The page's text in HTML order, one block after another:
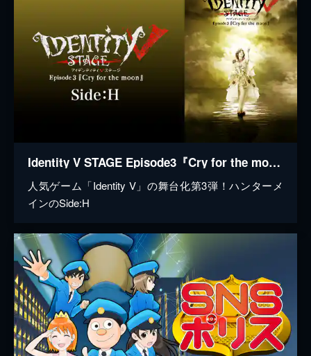
Identity V STAGE Episode3『Cry for the moon』Side:H
人気ゲーム「Identity V」の舞台化第3弾！ハンターメ
インのSide:H